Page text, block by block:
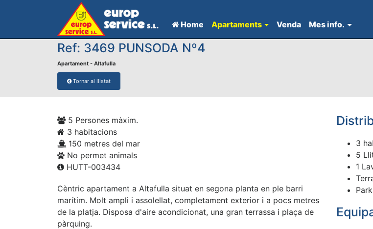
Home Apartaments Venda Mes info.
Ref: 3469 PUNSODA Nº4
Apartament - Altafulla
Tornar al llistat
5 Persones màxim.
3 habitacions
150 metres del mar
No permet animals
HUTT-003434
Cèntric apartament a Altafulla situat en segona planta en ple barri
marítim. Molt ampli i assolellat, completament exterior i a pocs metres
de la platja. Disposa d'aire acondicionat, una gran terrassa i plaça de
pàrquing.
3
5
1